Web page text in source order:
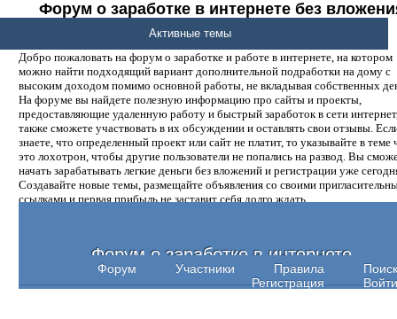
Форум о заработке в интернете без
денег.
Добро пожаловать на форум о заработке и работе в интернете, на котором
можно найти подходящий вариант дополнительной подработки на дому с
высоким доходом помимо основной работы, не вкладывая собственных
На форуме вы найдете полезную информацию про сайты и проекты,
предоставляющие удаленную работу и быстрый заработок в сети
также сможете участвовать в их обсуждении и оставлять свои отзывы.
знаете, что определенный проект или сайт не платит, то указывайте в теме
это лохотрон, чтобы другие пользователи не попались на развод. Вы
начать зарабатывать легкие деньги без вложений и регистрации уже
Создавайте новые темы, размещайте объявления со своими
ссылками и первая прибыль не заставит себя долго ждать.
Форум о заработке в интернете
Форум Участники Правила
Поиск
Регистрация
Войти
Активные темы